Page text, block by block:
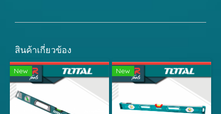
สินค้าเกี่ยวข้อง
New New